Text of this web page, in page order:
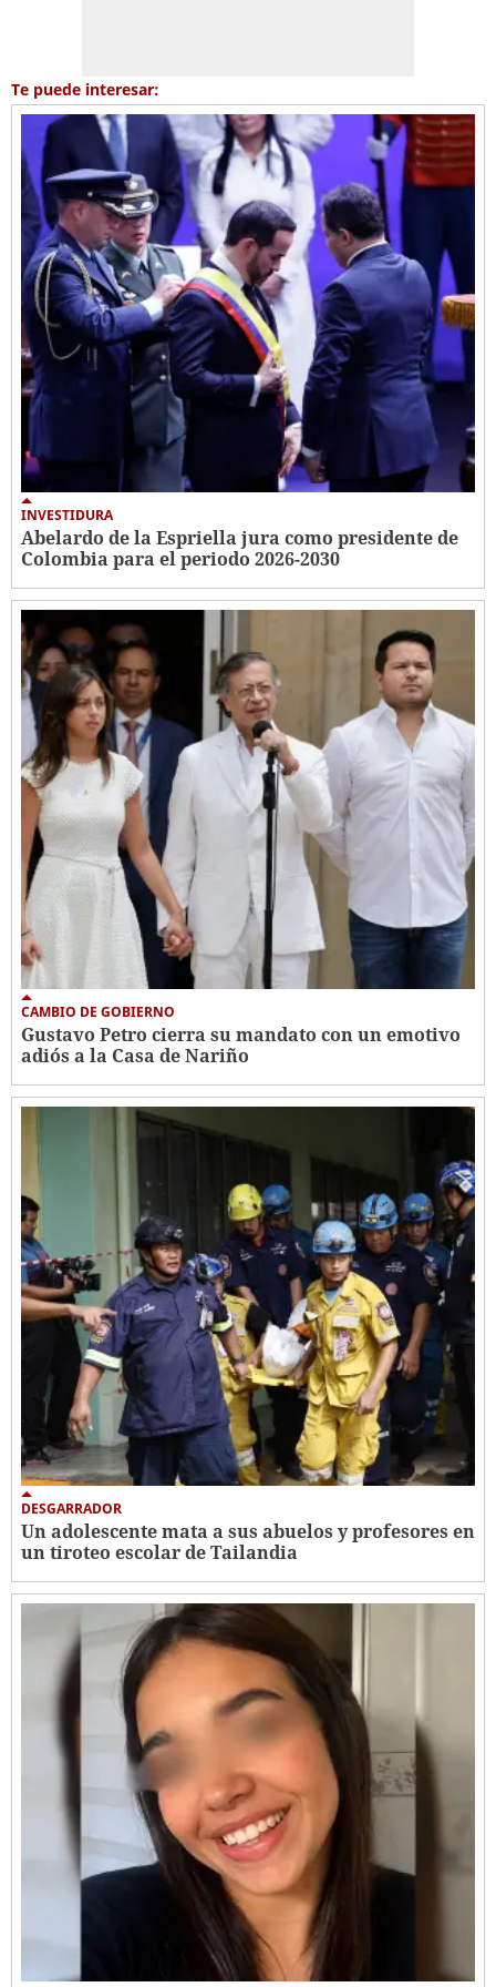
Te puede interesar:
INVESTIDURA
Abelardo de la Espriella jura como presidente de
Colombia para el periodo 2026-2030
CAMBIO DE GOBIERNO
Gustavo Petro cierra su mandato con un emotivo
adiós a la Casa de Nariño
DESGARRADOR
Un adolescente mata a sus abuelos y profesores en
un tiroteo escolar de Tailandia